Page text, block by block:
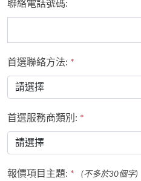
聯絡電話號碼:
首選聯絡方法: *
首選服務商類別: *
報價項目主題: * (不多於30個字)